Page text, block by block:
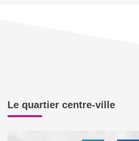
Le quartier centre-ville